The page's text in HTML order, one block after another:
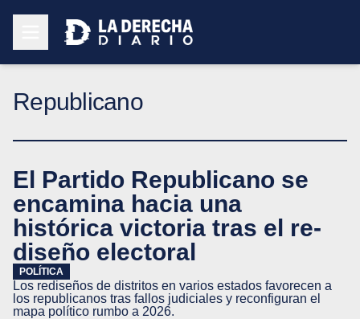
Republicano
El Partido Republicano se
encamina hacia una
histórica victoria tras el re-
diseño electoral
POLÍTICA
Los rediseños de distritos en varios estados favorecen a
los republicanos tras fallos judiciales y reconfiguran el
mapa político rumbo a 2026.